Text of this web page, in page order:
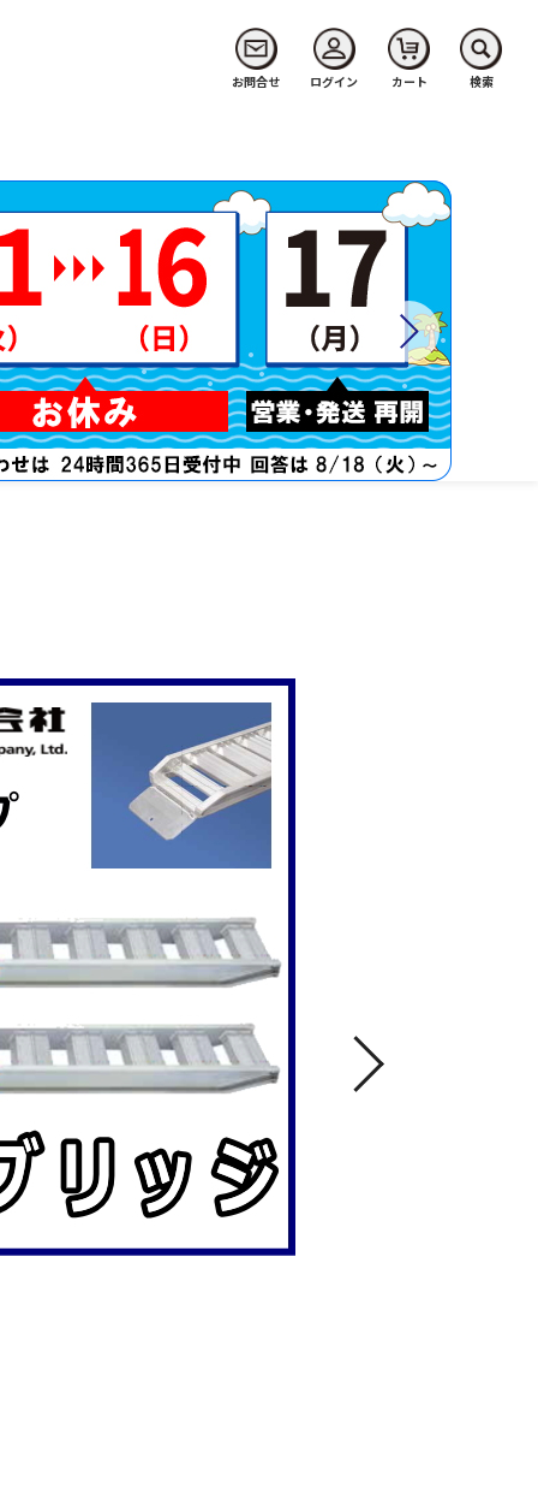
お問合せ ログイン カート 検索